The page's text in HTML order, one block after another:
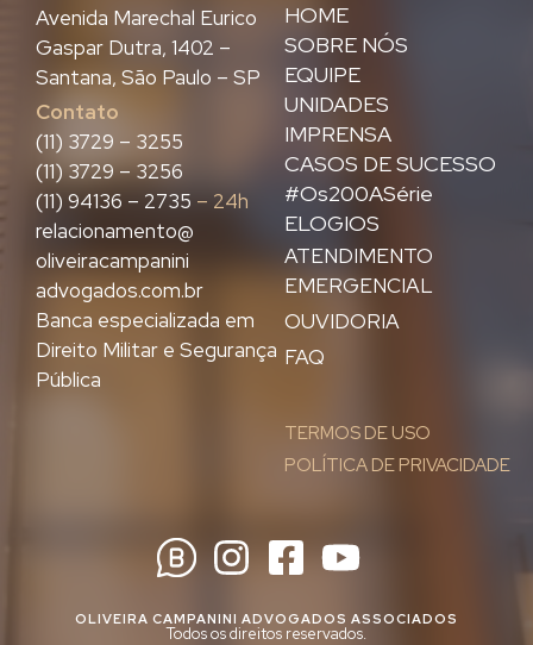
HOME
SOBRE NÓS
EQUIPE
UNIDADES
IMPRENSA
CASOS DE SUCESSO
#Os200ASérie
ELOGIOS
ATENDIMENTO
EMERGENCIAL
OUVIDORIA
FAQ
TERMOS DE USO
POLÍTICA DE PRIVACIDADE
Avenida Marechal Eurico
Gaspar Dutra, 1402 –
Santana, São Paulo – SP
Contato
(11) 3729 – 3255
(11) 3729 – 3256
(11) 94136 – 2735 – 24h
relacionamento@
oliveiracampanini
advogados.com.br
Banca especializada em
Direito Militar e Segurança
Pública
OLIVEIRA CAMPANINI ADVOGADOS ASSOCIADOS
Todos os direitos reservados.